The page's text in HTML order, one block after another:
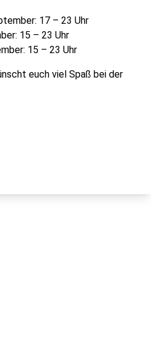
17 – 23 Uhr
15 – 23 Uhr
15 – 23 Uhr
euch viel Spaß bei der